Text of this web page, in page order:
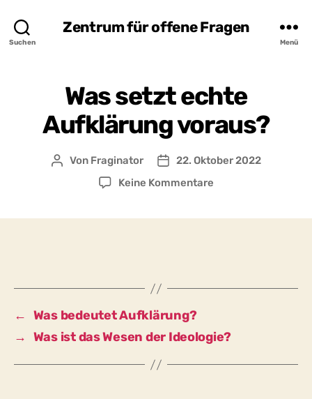
Suchen
Zentrum für offene Fragen
Menü
Was setzt echte
Aufklärung voraus?
Beitragsautor
Von Fraginator Beitragsdatum
22. Oktober 2022
Keine Kommentarezu
← Was bedeutet Aufklärung?
→ Was ist das Wesen der Ideologie?